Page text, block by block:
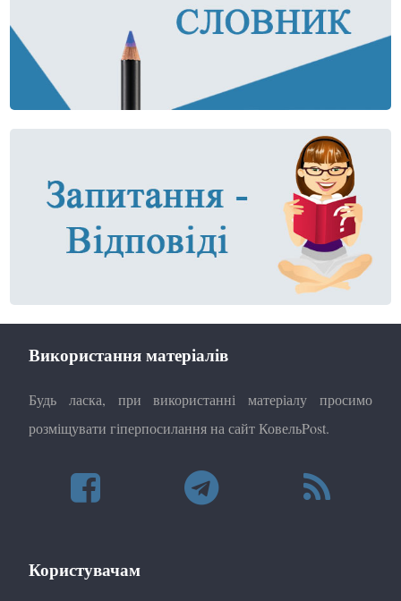
Використання матеріалів
Будь ласка, при використанні матеріалу просимо
розміщувати гіперпосилання на сайт КовельPost.
Користувачам